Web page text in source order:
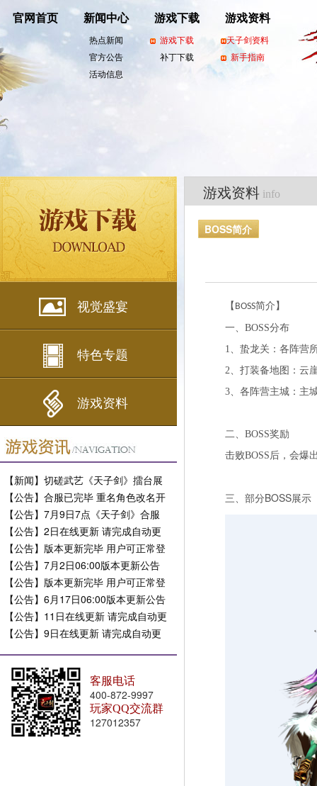
官网首页 新闻中心
热点新闻
官方公告
活动信息
游戏下载
游戏下载
补丁下载
游戏资料
天子剑资料
新手指南
视觉盛宴
特色专题
游戏资料
【新闻】切磋武艺《天子剑》擂台展
现风采
【公告】合服已完毕 重名角色改名开
放【公告】7月9日7点《天子剑》合服
公告
【公告】2日在线更新 请完成自动更
新【公告】版本更新完毕 用户可正常登
陆【公告】7月2日06:00版本更新公告
【公告】版本更新完毕 用户可正常登
陆【公告】6月17日06:00版本更新公告
【公告】11日在线更新 请完成自动更
新【公告】9日在线更新 请完成自动更
客服电话
400-872-9997
玩家QQ交流群
127012357
游戏资料 info
BOSS简介
【 BOSS简介】
一、BOSS分布
1、蛰龙关：各阵营
2、 打装备地图：云
3、各阵营主城：主
二、BOSS奖励
击败BOSS后，会爆
三、部分BOSS展示